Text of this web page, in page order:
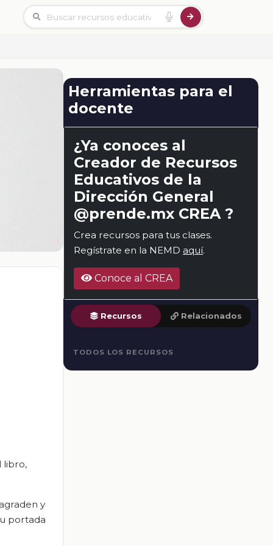
libro,
y
portada
Herramientas para el
docente
¿Ya conoces al
Creador de Recursos
Educativos de la
Dirección General
@prende.mx CREA ?
Crea recursos para tus clases.
Regístrate en la NEMD aquí.
Conoce al CREA
Recursos Relacionados
TODOS LOS RECURSOS